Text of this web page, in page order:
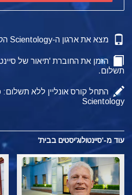
מצא את ארגון ה-Scientology הקרוב אליך
הזמן את החוברת 'תיאור של
תשלום.
התחל קורס אונליין ללא
Scientology
עוד מ-'סיינטולוג'יסטים בבית'